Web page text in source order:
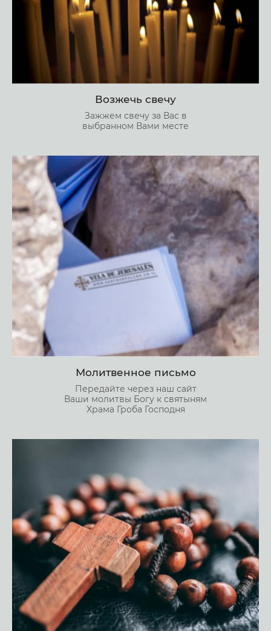
Возжечь свечу
Зажжем свечу за Вас в
выбранном Вами месте
Молитвенное письмо
Передайте через наш сайт
Ваши молитвы Богу к святыням
Храма Гроба Господня